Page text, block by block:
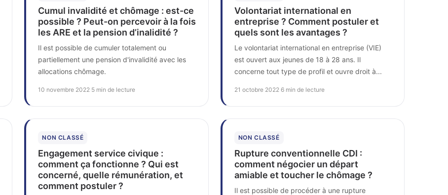
Cumul invalidité et chômage : est-ce
possible ? Peut-on percevoir à la fois
les ARE et la pension d’inalidité ?
Il est possible de cumuler totalement ou
partiellement une pension d'invalidité avec les
allocations chômage.
10 novembre 2022 5 min de lecture
Volontariat international en
entreprise ? Comment postuler et
quels sont les avantages ?
Le volontariat international en entreprise (VIE)
est ouvert aux jeunes de 18 à 28 ans. Il
concerne tout type de profil et ouvre droit à...
21 octobre 2022 6 min de lecture
NON CLASSÉ
Engagement service civique :
comment ça fonctionne ? Qui est
concerné, quelle rémunération, et
comment postuler ?
NON CLASSÉ
Rupture conventionnelle CDI :
comment négocier un départ
amiable et toucher le chômage ?
Il est possible de procéder à une rupture